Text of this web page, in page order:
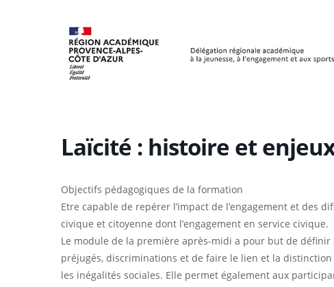
Laïcité : histoire et
Objectifs pédagogiques de la formation
Etre capable de repérer l’impact de l’engagement et des
civique et citoyenne dont l’engagement en service civique.
Le module de la première après-midi a pour but de définir
préjugés, discriminations et de faire le lien et la
les inégalités sociales. Elle permet également aux